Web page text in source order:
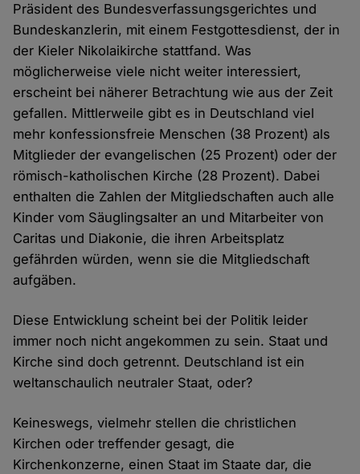
Präsident des Bundesverfassungsgerichtes und
Bundeskanzlerin, mit einem Festgottesdienst, der in
der Kieler Nikolaikirche stattfand. Was
möglicherweise viele nicht weiter interessiert,
erscheint bei näherer Betrachtung wie aus der Zeit
gefallen. Mittlerweile gibt es in Deutschland viel
mehr konfessionsfreie Menschen (38 Prozent) als
Mitglieder der evangelischen (25 Prozent) oder der
römisch-katholischen Kirche (28 Prozent). Dabei
enthalten die Zahlen der Mitgliedschaften auch alle
Kinder vom Säuglingsalter an und Mitarbeiter von
Caritas und Diakonie, die ihren Arbeitsplatz
gefährden würden, wenn sie die Mitgliedschaft
aufgäben.
Diese Entwicklung scheint bei der Politik leider
immer noch nicht angekommen zu sein. Staat und
Kirche sind doch getrennt. Deutschland ist ein
weltanschaulich neutraler Staat, oder?
Keineswegs, vielmehr stellen die christlichen
Kirchen oder treffender gesagt, die
Kirchenkonzerne, einen Staat im Staate dar, die